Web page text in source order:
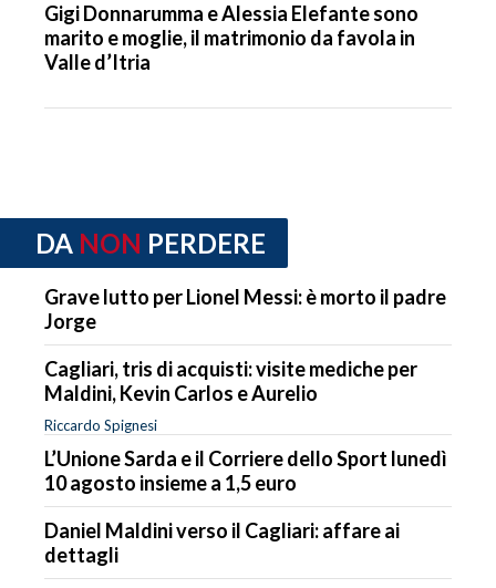
Gigi Donnarumma e Alessia Elefante sono
marito e moglie, il matrimonio da favola in
Valle d’Itria
DA NON PERDERE
Grave lutto per Lionel Messi: è morto il padre
Jorge
Cagliari, tris di acquisti: visite mediche per
Maldini, Kevin Carlos e Aurelio
Riccardo Spignesi
L’Unione Sarda e il Corriere dello Sport lunedì
10 agosto insieme a 1,5 euro
Daniel Maldini verso il Cagliari: affare ai
dettagli